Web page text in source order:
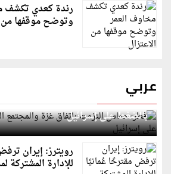
رندة كعدي تكشف
وتوضح موقفها من
عربي
قطر: حماس التزمت باتفاق غزة
بالضغط على إسرائيل
رويترز: إيران
للإدارة المشتركة